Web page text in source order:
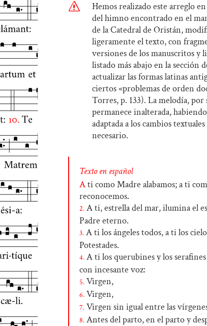
s
Hemos realizado este arreglo
del himno encontrado en el
de la Catedral de Oristán,
ligeramente el texto, con
versiones de los manuscritos y
listado más abajo en la sección
actualizar las formas latinas
ciertos «problemas de orden
Torres, p. 133). La melodía, por
permanece inalterada,
adaptada a los cambios
necesario.
Texto en español
Ati como Madre alabamos; a ti
reconocemos.
2.A ti, estrella del mar, ilumina el
Padre eterno.
3.A ti los ángeles todos, a ti los
Potestades.
4.A ti los querubines y los
con incesante voz:
5.Virgen,
6.Virgen,
7.Virgen sin igual entre las
8.Antes del parto, en el parto y